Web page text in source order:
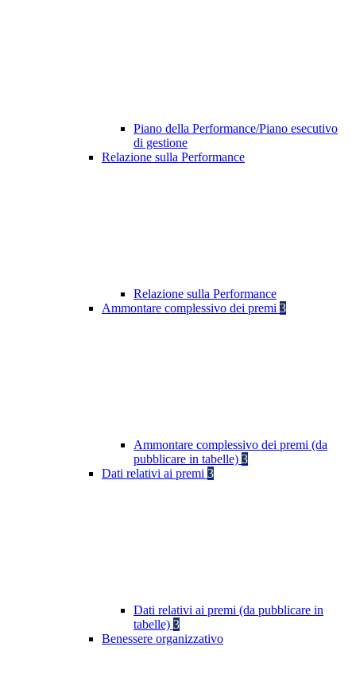
Piano della Performance/Piano esecutivo
di gestione
Relazione sulla Performance
Relazione sulla Performance
Ammontare complessivo dei premi 3
Ammontare complessivo dei premi (da
pubblicare in tabelle) 3
Dati relativi ai premi 3
Dati relativi ai premi (da pubblicare in
tabelle) 3
Benessere organizzativo